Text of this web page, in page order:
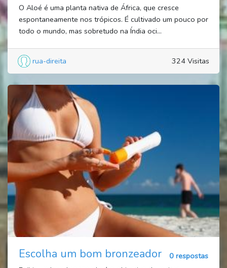
O Aloé é uma planta nativa de África, que cresce
espontaneamente nos trópicos. É cultivado um pouco por
todo o mundo, mas sobretudo na Índia oci...
rua-direita 324 Visitas
Escolha um bom bronzeador
0 respostas